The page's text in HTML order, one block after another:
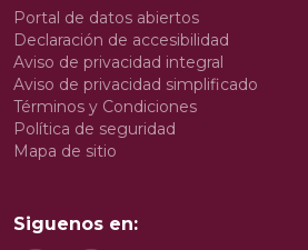
Portal de datos abiertos
Declaración de accesibilidad
Aviso de privacidad integral
Aviso de privacidad simplificado
Términos y Condiciones
Política de seguridad
Mapa de sitio
Siguenos en: